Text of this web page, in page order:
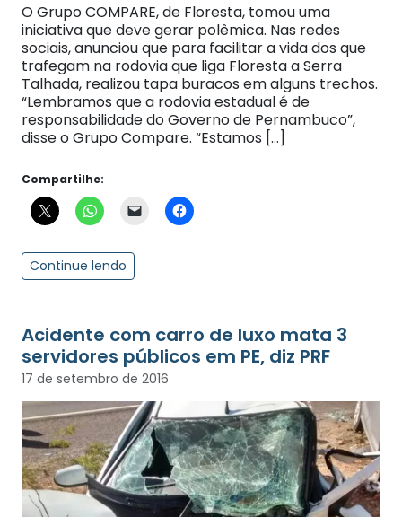
O Grupo COMPARE, de Floresta, tomou uma
iniciativa que deve gerar polêmica. Nas redes
sociais, anunciou que para facilitar a vida dos que
trafegam na rodovia que liga Floresta a Serra
Talhada, realizou tapa buracos em alguns trechos.
“Lembramos que a rodovia estadual é de
responsabilidade do Governo de Pernambuco”,
disse o Grupo Compare. “Estamos […]
Compartilhe:
Continue lendo
Acidente com carro de luxo mata 3
servidores públicos em PE, diz PRF
17 de setembro de 2016